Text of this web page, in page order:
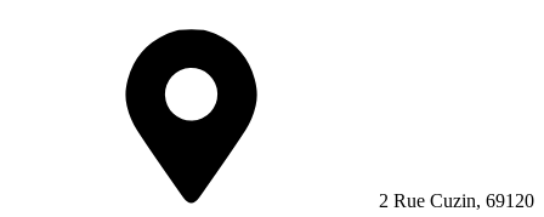
2 Rue Cuzin, 69120